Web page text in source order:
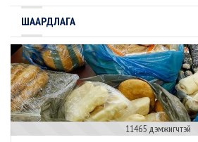
ШААРДЛАГА
11465 дэмжигчтэй